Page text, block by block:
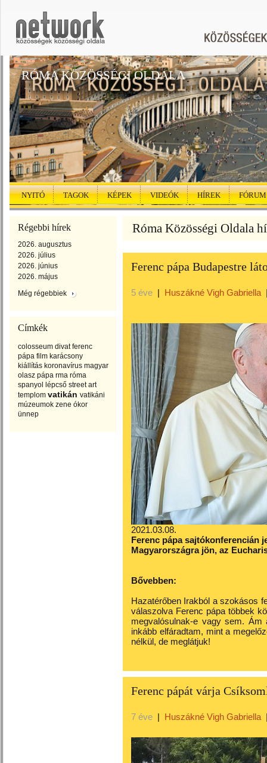
RÓMA KÖZÖSSÉGI OLDALA
NYITÓ TAGOK KÉPEK VIDEÓK HÍREK FÓRUM
Régebbi hírek
2026. augusztus
2026. július
2026. június
2026. május
Még régebbiek
Címkék
colosseum divat ferenc
pápa film karácsony
kiállítás koronavírus magyar
olasz pápa rma róma
spanyol lépcső street art
templom vatikán vatikáni
múzeumok zene ókor
ünnep
Róma Közösségi Oldala
Ferenc pápa Budapestre
5 éve | Huszákné Vigh Gabriella
2021.03.08.
Ferenc pápa sajtókonferencián
Magyarországra jön, az
Bővebben:
Hazatérőben Irakból a szokásos
válaszolva Ferenc pápa többek
megvalósulnak-e vagy sem.
inkább elfáradtam, mint a
nélkül, de meglátjuk!
Ferenc pápát várja
7 éve | Huszákné Vigh Gabriella